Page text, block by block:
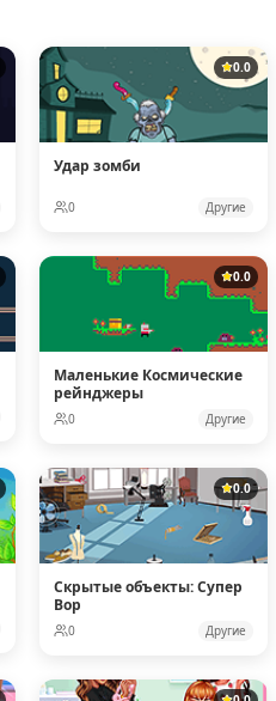
0.0
Удар зомби
0 Другие
0.0
Маленькие Космические
рейнджеры
0 Другие
0.0
Скрытые объекты: Супер
Вор
0 Другие